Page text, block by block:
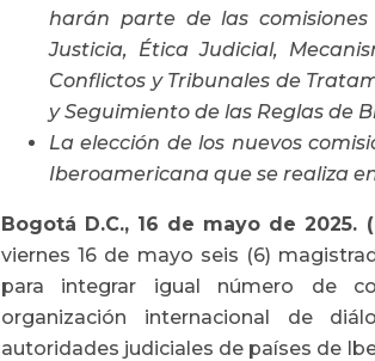
harán parte de las
Justicia, Ética Judicial,
Conflictos y Tribunales de
y Seguimiento de las Reglas de
La elección de los nuevos
Iberoamericana que se realiza
Bogotá D.C., 16 de mayo de 2025.
viernes 16 de mayo seis (6)
para integrar igual número de
organización internacional de
autoridades judiciales de países de